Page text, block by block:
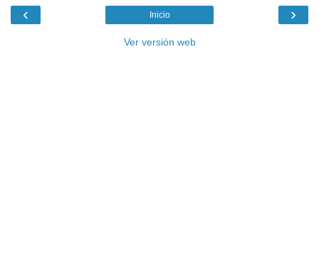
‹ ›
Inicio
Ver versión web